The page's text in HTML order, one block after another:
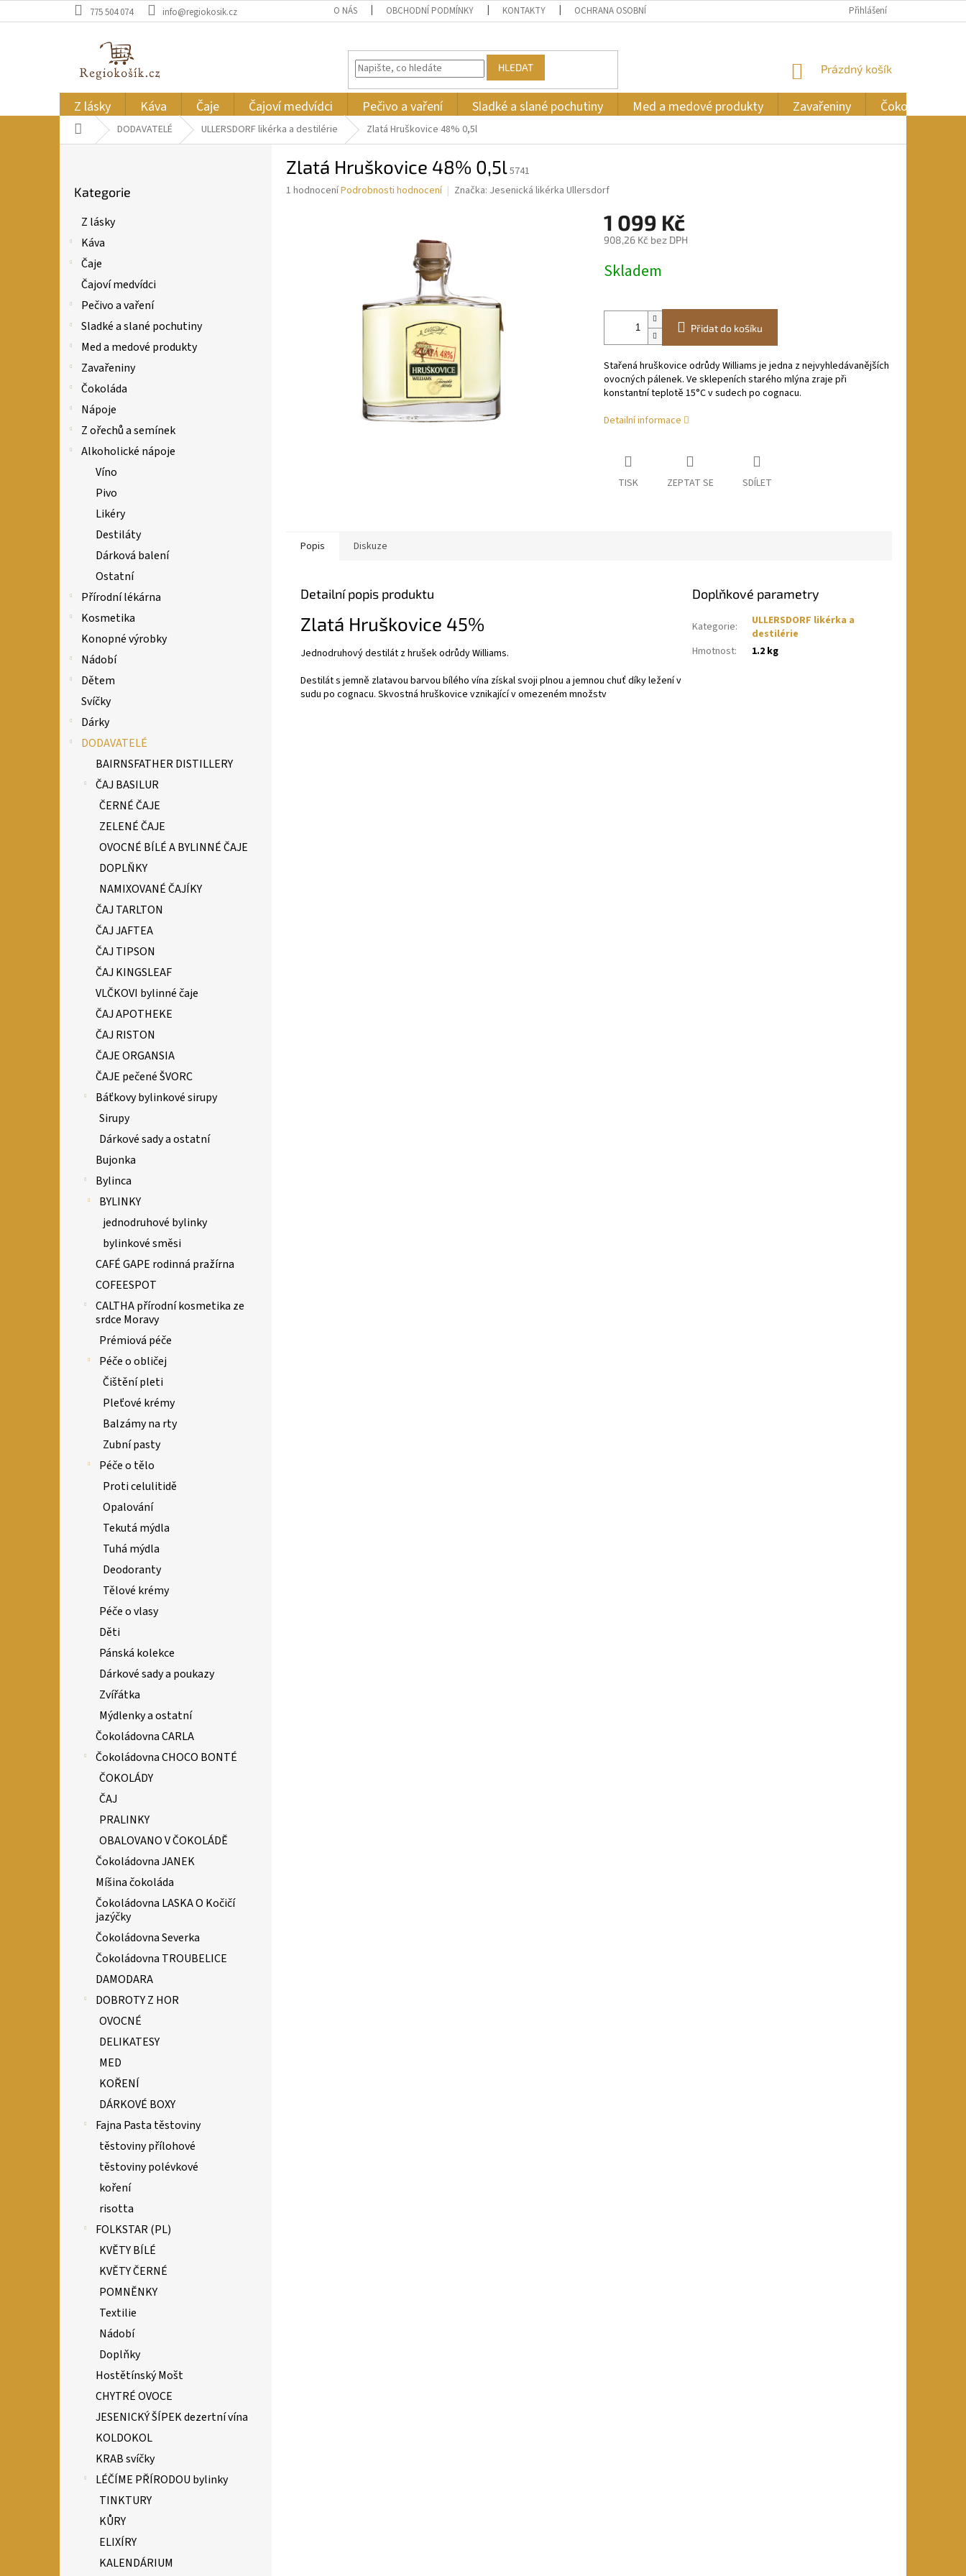
na
775 504 074 info@regiokosik.cz O NÁS OBCHODNÍ PODMÍNKY KONTAKTY OCHRANA OSOBNÍCH ÚDAJŮ Přihlášení
HLEDAT
NÁKUPNÍ
Prázdný košík
Z lásky Káva Čaje Čajoví medvídci Pečivo a vaření Sladké a slané pochutiny Med a medové produkty Zavařeniny Čokoláda
Domů DODAVATELÉ ULLERSDORF likérka a destilérie Zlatá Hruškovice 48% 0,5l
kategorie
Kategorie
Z lásky
Káva
Čaje
Čajoví medvídci
Pečivo a vaření
Sladké a slané pochutiny
Med a medové produkty
Zavařeniny
Čokoláda
Nápoje
Z ořechů a semínek
Alkoholické nápoje
Víno
Pivo
Likéry
Destiláty
Dárková balení
Ostatní
Přírodní lékárna
Kosmetika
Konopné výrobky
Nádobí
Dětem
Svíčky
Dárky
DODAVATELÉ
BAIRNSFATHER DISTILLERY
ČAJ BASILUR
ČERNÉ ČAJE
ZELENÉ ČAJE
OVOCNÉ BÍLÉ A BYLINNÉ ČAJE
DOPLŇKY
NAMIXOVANÉ ČAJÍKY
ČAJ TARLTON
ČAJ JAFTEA
ČAJ TIPSON
ČAJ KINGSLEAF
VLČKOVI bylinné čaje
ČAJ APOTHEKE
ČAJ RISTON
ČAJE ORGANSIA
ČAJE pečené ŠVORC
Báťkovy bylinkové sirupy
Sirupy
Dárkové sady a ostatní
Bujonka
Bylinca
BYLINKY
jednodruhové bylinky
bylinkové směsi
CAFÉ GAPE rodinná pražírna
COFEESPOT
CALTHA přírodní kosmetika ze
srdce Moravy
Prémiová péče
Péče o obličej
Čištění pleti
Pleťové krémy
Balzámy na rty
Zubní pasty
Péče o tělo
Proti celulitidě
Opalování
Tekutá mýdla
Tuhá mýdla
Deodoranty
Tělové krémy
Péče o vlasy
Děti
Pánská kolekce
Dárkové sady a poukazy
Zvířátka
Mýdlenky a ostatní
Čokoládovna CARLA
Čokoládovna CHOCO BONTÉ
ČOKOLÁDY
ČAJ
PRALINKY
OBALOVANO V ČOKOLÁDĚ
Čokoládovna JANEK
Míšina čokoláda
Čokoládovna LASKA O Kočičí
jazýčky
Čokoládovna Severka
Čokoládovna TROUBELICE
DAMODARA
DOBROTY Z HOR
OVOCNÉ
DELIKATESY
MED
KOŘENÍ
DÁRKOVÉ BOXY
Fajna Pasta těstoviny
těstoviny přílohové
těstoviny polévkové
koření
risotta
FOLKSTAR (PL)
KVĚTY BÍLÉ
KVĚTY ČERNÉ
POMNĚNKY
Textilie
Nádobí
Doplňky
Hostětínský Mošt
CHYTRÉ OVOCE
JESENICKÝ ŠÍPEK dezertní vína
KOLDOKOL
KRAB svíčky
LÉČÍME PŘÍRODOU bylinky
TINKTURY
KŮRY
ELIXÍRY
KALENDÁRIUM
Zlatá Hruškovice 48% 0,5l5741
Průměrné
1 hodnoceníPodrobnosti hodnocení Značka: Jesenická likérka Ullersdorf
1 099 Kč
908,26 Kč bez DPH
cena:
Skladem
Přidat do košíku
Stařená hruškovice odrůdy Williams je jedna z nejvyhledávanějších
ovocných pálenek. Ve sklepeních starého mlýna zraje při
konstantní teplotě 15°C v sudech po cognacu.
Detailní informace
TISK ZEPTAT SE SDÍLET
Popis Diskuze
Detailní popis produktu
Zlatá Hruškovice 45%
Jednodruhový destilát z hrušek odrůdy Williams.
Destilát s jemně zlatavou barvou bílého vína získal svoji plnou a jemnou chuť díky ležení v
sudu po cognacu. Skvostná hruškovice vznikající v omezeném množstv
Doplňkové parametry
Kategorie:
ULLERSDORF likérka a
destilérie
Hmotnost: 1.2 kg